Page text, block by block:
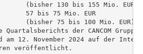
(bisher 130 bis 155 Mio. EUR)
57 bis 75 Mio. EUR
(bisher 75 bis 100 Mio. EUR)
der CANCOM
am 12. November 2024 auf der
veröffentlicht.